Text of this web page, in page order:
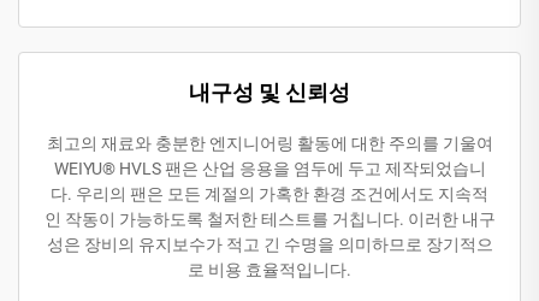
내구성 및 신뢰성
최고의 재료와 충분한 엔지니어링 활동에 대한 주의를 기울여
WEIYU® HVLS 팬은 산업 응용을 염두에 두고 제작되었습니
다. 우리의 팬은 모든 계절의 가혹한 환경 조건에서도 지속적
인 작동이 가능하도록 철저한 테스트를 거칩니다. 이러한 내구
성은 장비의 유지보수가 적고 긴 수명을 의미하므로 장기적으
로 비용 효율적입니다.